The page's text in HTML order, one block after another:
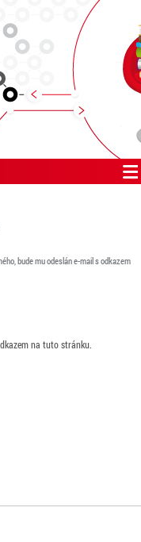
bude mu odeslán e-mail s odkazem
na tuto stránku.